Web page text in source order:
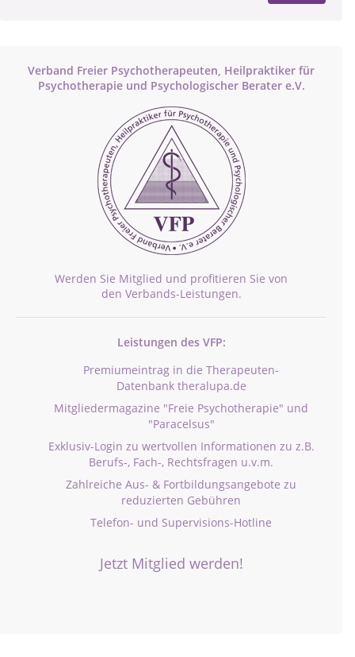
Verband Freier Psychotherapeuten, Heilpraktiker für
Psychotherapie und Psychologischer Berater e.V.
Werden Sie Mitglied und profitieren Sie von
den Verbands-Leistungen.
Leistungen des VFP:
Premiumeintrag in die Therapeuten-
Datenbank theralupa.de
Mitgliedermagazine "Freie Psychotherapie" und
"Paracelsus"
Exklusiv-Login zu wertvollen Informationen zu z.B.
Berufs-, Fach-, Rechtsfragen u.v.m.
Zahlreiche Aus- & Fortbildungsangebote zu
reduzierten Gebühren
Telefon- und Supervisions-Hotline
Jetzt Mitglied werden!